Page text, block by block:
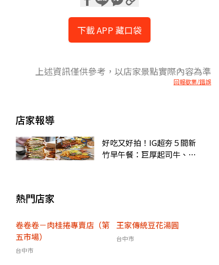
下載 APP 藏口袋
上述資訊僅供參考，以店家景點實際內容為準
回報歇業/錯誤
店家報導
好吃又好拍！IG超夯５間新
竹早午餐：巨厚起司牛、山
熱門店家
卷卷卷－肉桂捲專賣店（第
五市場）
台中市
王家傳統豆花湯圓
台中市